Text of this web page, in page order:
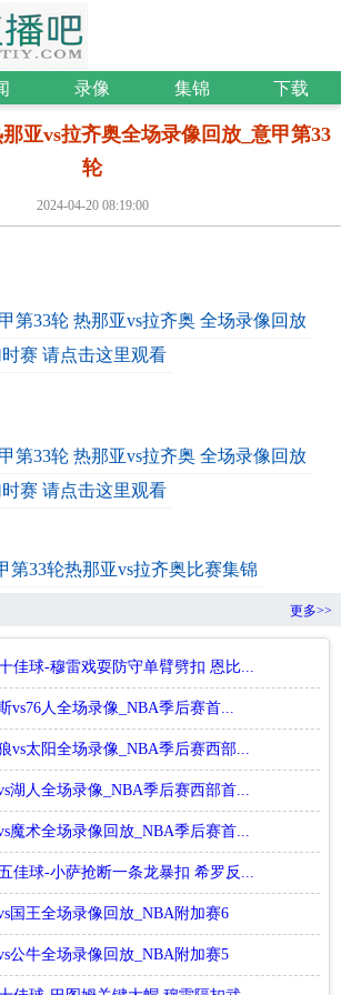
录像 集锦 下载
亚vs拉齐奥全场录像回放_意甲第33
轮
2024-04-20 08:19:00
第33轮 热那亚vs拉齐奥 全场录像回放
赛 请点击这里观看
第33轮 热那亚vs拉齐奥 全场录像回放
赛 请点击这里观看
第33轮热那亚vs拉齐奥比赛集锦
更多>>
佳球-穆雷戏耍防守单臂劈扣 恩比...
vs76人全场录像_NBA季后赛首...
vs太阳全场录像_NBA季后赛西部...
湖人全场录像_NBA季后赛西部首...
魔术全场录像回放_NBA季后赛首...
佳球-小萨抢断一条龙暴扣 希罗反...
国王全场录像回放_NBA附加赛6
公牛全场录像回放_NBA附加赛5